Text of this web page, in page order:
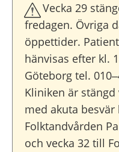
Vecka 29
fredagen. Övriga
öppettider.
hänvisas efter kl.
Göteborg tel.
Kliniken är stängd
med akuta besvär
Folktandvården
och vecka 32 till